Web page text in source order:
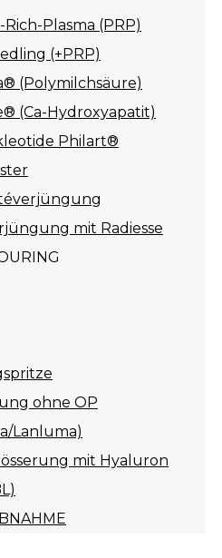
Plasma (PRP)
(+PRP)
(Polymilchsäure)
(Ca-Hydroxyapatit)
Philart®
mit Radiesse
ohne OP
Lanluma)
mit Hyaluron